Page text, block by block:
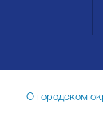
О городском